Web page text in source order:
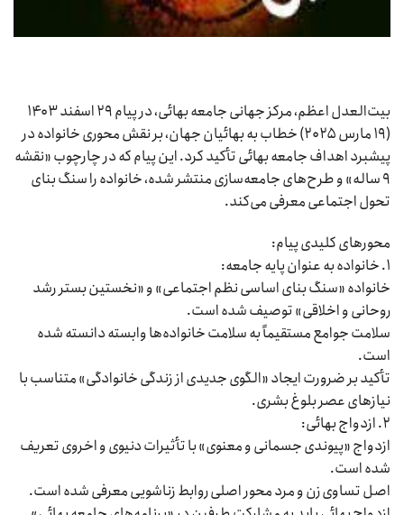
بیت‌العدل اعظم، مرکز جهانی جامعه بهائی، در پیام ۲۹ اسفند ۱۴۰۳
(۱۹ مارس ۲۰۲۵) خطاب به بهائیان جهان، بر نقش محوری خانواده در
پیشبرد اهداف جامعه بهائی تأکید کرد. این پیام که در چارچوب «نقشه
۹ ساله» و طرح‌های جامعه‌سازی منتشر شده، خانواده را سنگ بنای
تحول اجتماعی معرفی می‌کند.
محورهای کلیدی پیام:
۱. خانواده به عنوان پایه جامعه:
خانواده «سنگ بنای اساسی نظم اجتماعی» و «نخستین بستر رشد
روحانی و اخلاقی» توصیف شده است.
سلامت جوامع مستقیماً به سلامت خانواده‌ها وابسته دانسته شده
است.
تأکید بر ضرورت ایجاد «الگوی جدیدی از زندگی خانوادگی» متناسب با
نیازهای عصر بلوغ بشری.
۲. ازدواج بهائی:
ازدواج «پیوندی جسمانی و معنوی» با تأثیرات دنیوی و اخروی تعریف
شده است.
اصل تساوی زن و مرد محور اصلی روابط زناشویی معرفی شده است.